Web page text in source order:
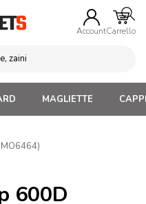
AccountCarrello
MAGLIETTE
600D